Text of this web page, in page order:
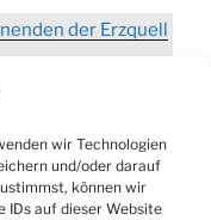
wir Technologien
und/oder darauf
können wir
IDs auf dieser Website
der Erzquell